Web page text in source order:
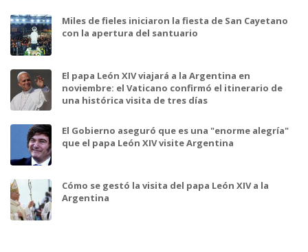
Miles de fieles iniciaron la fiesta de San Cayetano
con la apertura del santuario
El papa León XIV viajará a la Argentina en
noviembre: el Vaticano confirmó el itinerario de
una histórica visita de tres días
El Gobierno aseguró que es una "enorme alegría"
que el papa León XIV visite Argentina
Cómo se gestó la visita del papa León XIV a la
Argentina